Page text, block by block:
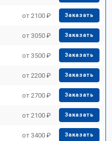
от 2100 ₽ Заказать
от 3050 ₽ Заказать
от 3500 ₽ Заказать
от 2200 ₽ Заказать
от 2700 ₽ Заказать
от 2100 ₽ Заказать
от 3400 ₽ Заказать